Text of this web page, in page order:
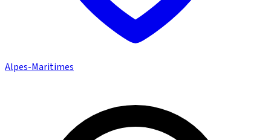
Alpes-Maritimes